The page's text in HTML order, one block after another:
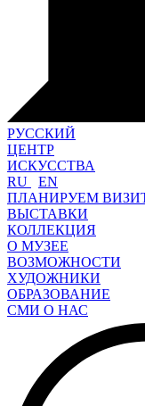
РУССКИЙ
ЦЕНТР
ИСКУССТВА
RU
EN
ПЛАНИРУЕМ
ВЫСТАВКИ
КОЛЛЕКЦИЯ
О МУЗЕЕ
ВОЗМОЖНОСТИ
ХУДОЖНИКИ
ОБРАЗОВАНИЕ
СМИ О НАС